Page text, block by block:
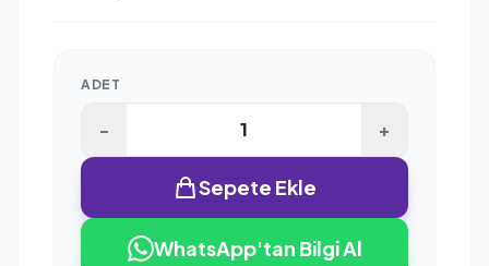
ADET
- +
Sepete Ekle
WhatsApp'tan Bilgi Al